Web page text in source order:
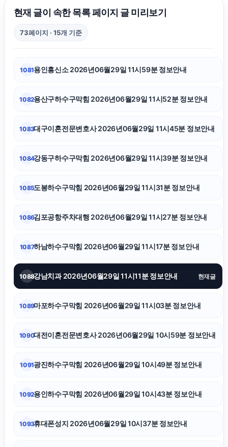
도봉하수구막힘
이혼변호사
부산휴대폰성지
항암요양병원
휴대폰소액결제
현재 글이 속한 목록 페이지 글 미리보기
73페이지 · 15개 기준
1081용인흥신소 2026년06월29일 11시59분 정보안내
1082용산구하수구막힘 2026년06월29일 11시52분 정보안내
1083대구이혼전문변호사 2026년06월29일 11시45분 정보안내
1084강동구하수구막힘 2026년06월29일 11시39분 정보안내
1085도봉하수구막힘 2026년06월29일 11시31분 정보안내
1086김포공항주차대행 2026년06월29일 11시27분 정보안내
1087하남하수구막힘 2026년06월29일 11시17분 정보안내
1088강남치과 2026년06월29일 11시11분 정보안내 현재글
1089마포하수구막힘 2026년06월29일 11시03분 정보안내
1090대전이혼전문변호사 2026년06월29일 10시59분 정보안내
1091광진하수구막힘 2026년06월29일 10시49분 정보안내
1092용인하수구막힘 2026년06월29일 10시43분 정보안내
1093휴대폰성지 2026년06월29일 10시37분 정보안내